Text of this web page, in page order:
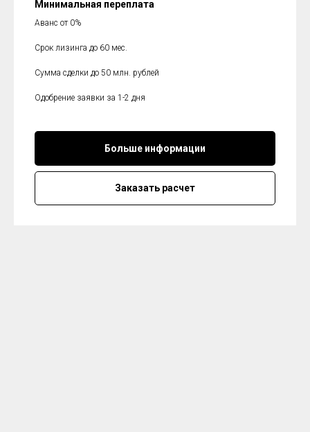
Минимальная переплата
Аванс от 0%
Срок лизинга до 60 мес.
Сумма сделки до 50 млн. рублей
Одобрение заявки за 1-2 дня
Больше информации
Заказать расчет